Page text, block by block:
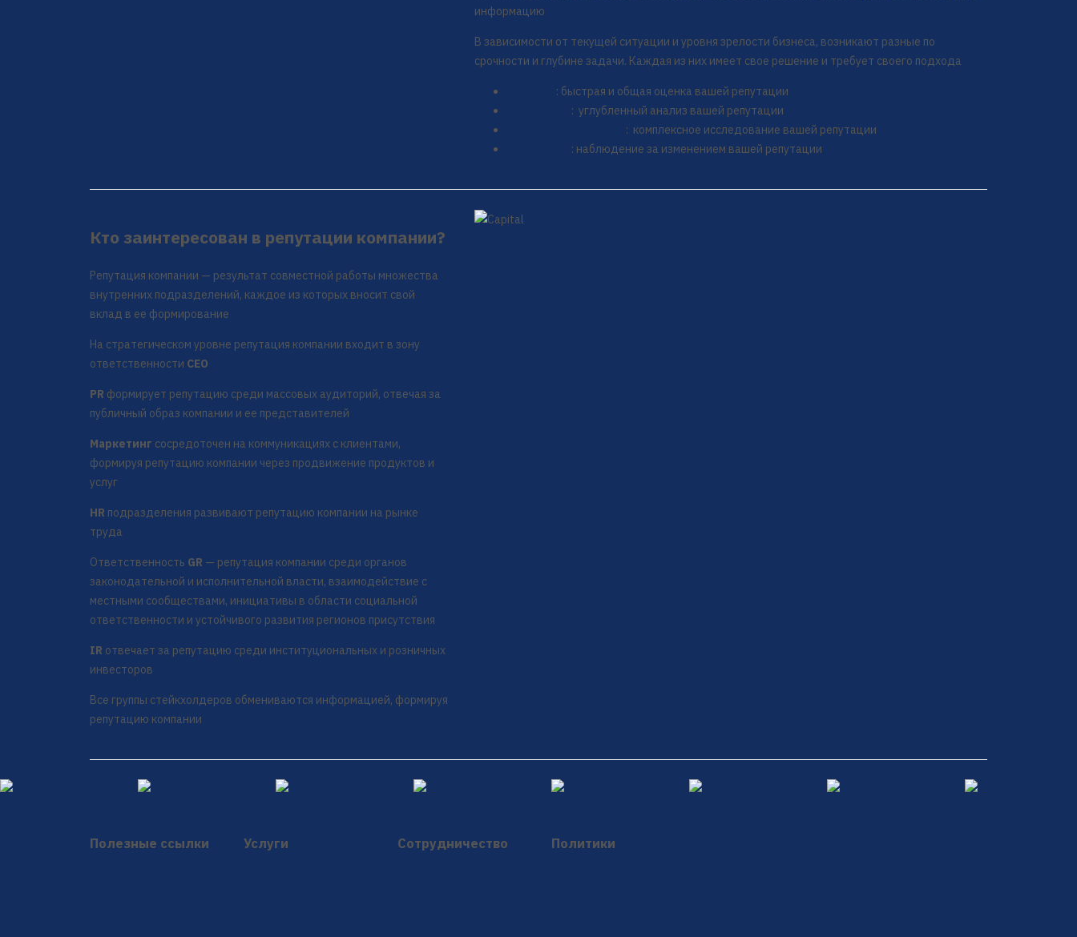
информацию
В зависимости от текущей ситуации и уровня зрелости бизнеса, возникают разные по
срочности и глубине задачи. Каждая из них имеет свое решение и требует своего подхода
: быстрая и общая оценка вашей репутации
: углубленный анализ вашей репутации
: комплексное исследование вашей репутации
: наблюдение за изменением вашей репутации
Кто заинтересован в репутации компании?
Репутация компании — результат совместной работы множества
внутренних подразделений, каждое из которых вносит свой
вклад в ее формирование
На стратегическом уровне репутация компании входит в зону
ответственности CEO
PR формирует репутацию среди массовых аудиторий, отвечая за
публичный образ компании и ее представителей
Маркетинг сосредоточен на коммуникациях с клиентами,
формируя репутацию компании через продвижение продуктов и
услуг
HR подразделения развивают репутацию компании на рынке
труда
Ответственность GR — репутация компании среди органов
законодательной и исполнительной власти, взаимодействие с
местными сообществами, инициативы в области социальной
ответственности и устойчивого развития регионов присутствия
IR отвечает за репутацию среди институциональных и розничных
инвесторов
Все группы стейкхолдеров обмениваются информацией, формируя
репутацию компании
Полезные ссылки Услуги Сотрудничество Политики